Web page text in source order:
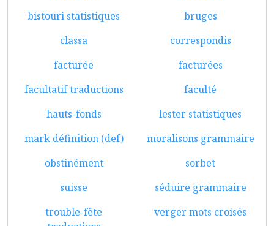
bistouri statistiques
bruges
classa
correspondis
facturée
facturées
facultatif traductions
faculté
hauts-fonds
lester statistiques
mark définition (def)
moralisons grammaire
obstinément
sorbet
suisse
séduire grammaire
trouble-fête
verger mots croisés